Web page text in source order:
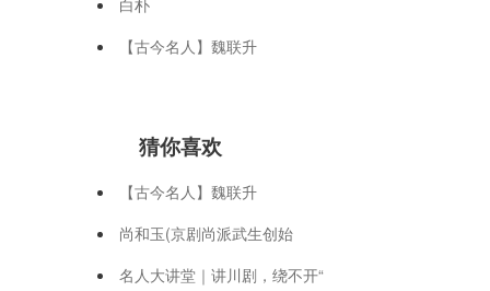
【古今名人】魏联升
猜你喜欢
【古今名人】魏联升
尚和玉(京剧尚派武生创始
名人大讲堂｜讲川剧，绕不开“